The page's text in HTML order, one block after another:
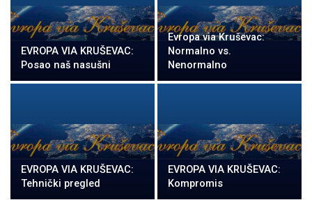
EVROPA VIA KRUŠEVAC:
Posao naš nasušni
Evropa via Kruševac:
Normalno vs.
Nenormalno
EVROPA VIA KRUŠEVAC:
Tehnički pregled
EVROPA VIA KRUŠEVAC:
Kompromis